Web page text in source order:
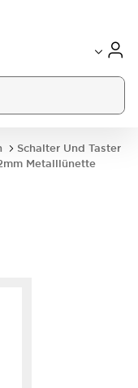
Schalter Und Taster
Metalllünette